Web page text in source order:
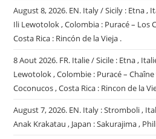
August 8, 2026. EN. Italy / Sicily : Etna ,
Ili Lewotolok , Colombia : Puracé – Los
Costa Rica : Rincón de la Vieja .
8 Aout 2026. FR. Italie / Sicile : Etna ,
Lewotolok , Colombie : Puracé –
Coconucos , Costa Rica : Rincon de la
August 7, 2026. EN. Italy : Stromboli ,
Anak Krakatau , Japan : Sakurajima ,